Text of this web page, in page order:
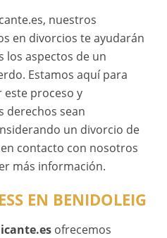
nuestros
en divorcios te ayudarán
los aspectos de un
Estamos aquí para
este proceso y
derechos sean
un divorcio de
contacto con nosotros
más información.
EN BENIDOLEIG
ofrecemos